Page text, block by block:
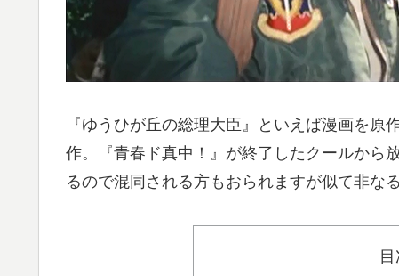
『ゆうひが丘の総理大臣』といえば漫画を
作。『青春ド真中！』が終了したクールから
るので混同される方もおられますが似て非な
目